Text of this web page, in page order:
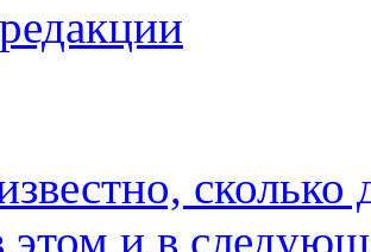
редакции